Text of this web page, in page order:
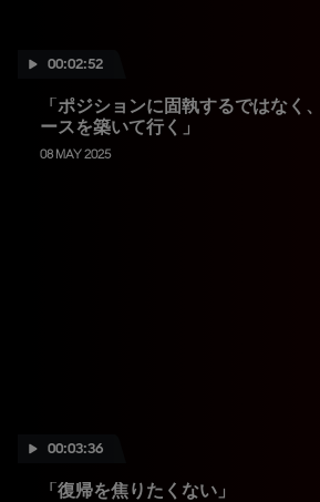
00:02:52
「ポジションに固執するではなく
ースを築いて行く」
08 MAY 2025
00:03:36
「復帰を焦りたくない」